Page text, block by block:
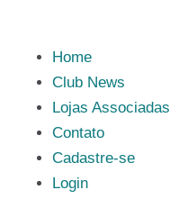
Home
Club News
Lojas Associadas
Contato
Cadastre-se
Login